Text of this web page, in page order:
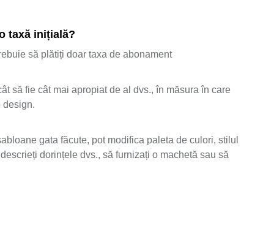
taxă inițială?
să plătiți doar taxa de abonament
să fie cât mai apropiat de al dvs., în măsura în care
design.
gata făcute, pot modifica paleta de culori, stilul
dorințele dvs., să furnizați o machetă sau să